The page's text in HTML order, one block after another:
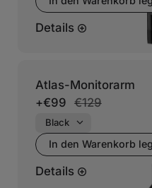
Details
Atlas-Monitorarm
+€99 €129
In den Warenkorb
Details